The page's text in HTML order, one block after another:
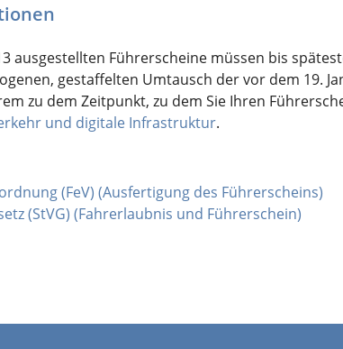
ausgestellten Führerscheine müssen bis
gestaffelten Umtausch der vor dem 19.
zu dem Zeitpunkt, zu dem Sie Ihren
und digitale Infrastruktur.
(FeV) (Ausfertigung des Führerscheins)
(StVG) (Fahrerlaubnis und Führerschein)